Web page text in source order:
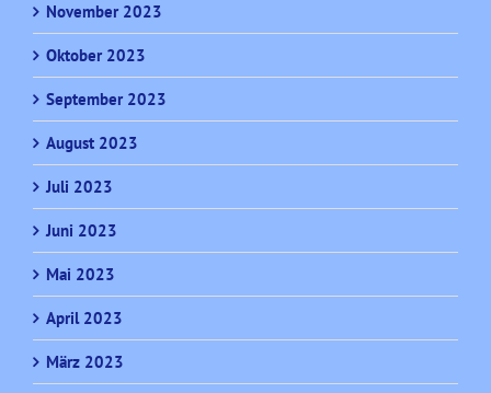
November 2023
Oktober 2023
September 2023
August 2023
Juli 2023
Juni 2023
Mai 2023
April 2023
März 2023